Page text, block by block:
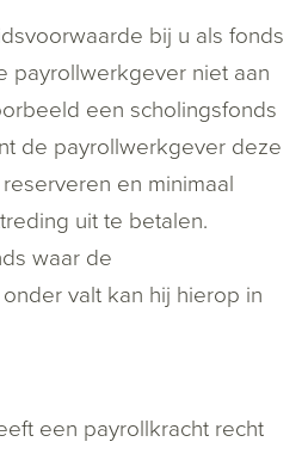
bij u als fonds
payrollwerkgever niet aan
een scholingsfonds
de payrollwerkgever deze
en minimaal
uit te betalen.
waar de
valt kan hij hierop in
een payrollkracht recht